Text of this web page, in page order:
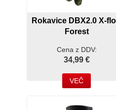
Rokavice DBX2.0 X-
Forest
Cena z DDV:
34,99 €
VEČ